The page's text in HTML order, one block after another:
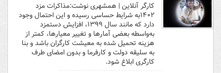
کارگر آنلاین | همشهری نوشت:مذاکرات مزد
۱۴۰۲به شرایط حساسی رسیده و این احتمال وجود
دارد که مانند سال ۱۳۹۹، افزایش دستمزد
به‌واسطه بعضی آمارها و تغییر معیارها، کمتر از
هزینه تحمیل شده به معیشت کارگران باشد و بنا
به سلیقه دولت و کارفرما و بدون امضای طرف
کارگری ابلاغ شود.